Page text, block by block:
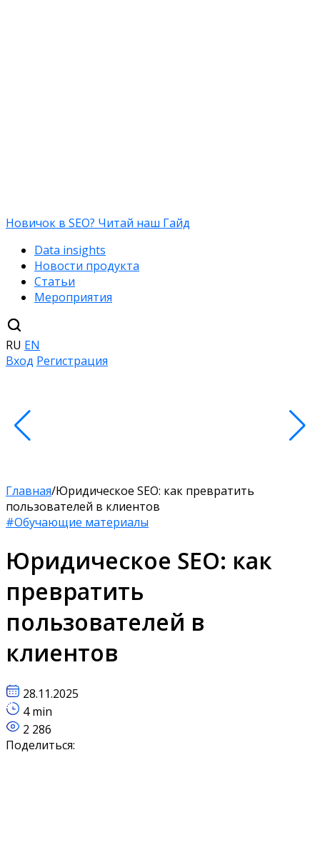
Новичок в SEO? Читай наш Гайд
Data insights
Новости продукта
Статьи
Мероприятия
RU EN
Вход Регистрация
Главная/Юридическое SEO: как превратить
пользователей в клиентов
#Обучающие материалы
Юридическое SEO: как
превратить
пользователей в
клиентов
28.11.2025
4 min
2 286
Поделиться: